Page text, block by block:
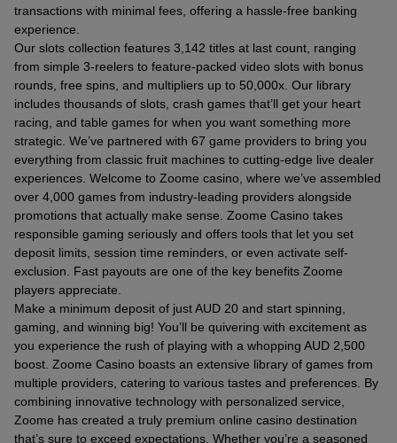
transactions with minimal fees, offering a hassle-free banking
experience.
Our slots collection features 3,142 titles at last count, ranging
from simple 3-reelers to feature-packed video slots with bonus
rounds, free spins, and multipliers up to 50,000x. Our library
includes thousands of slots, crash games that’ll get your heart
racing, and table games for when you want something more
strategic. We’ve partnered with 67 game providers to bring you
everything from classic fruit machines to cutting-edge live dealer
experiences. Welcome to Zoome casino, where we’ve assembled
over 4,000 games from industry-leading providers alongside
promotions that actually make sense. Zoome Casino takes
responsible gaming seriously and offers tools that let you set
deposit limits, session time reminders, or even activate self-
exclusion. Fast payouts are one of the key benefits Zoome
players appreciate.
Make a minimum deposit of just AUD 20 and start spinning,
gaming, and winning big! You’ll be quivering with excitement as
you experience the rush of playing with a whopping AUD 2,500
boost. Zoome Casino boasts an extensive library of games from
multiple providers, catering to various tastes and preferences. By
combining innovative technology with personalized service,
Zoome has created a truly premium online casino destination
that’s sure to exceed expectations. Whether you’re a seasoned